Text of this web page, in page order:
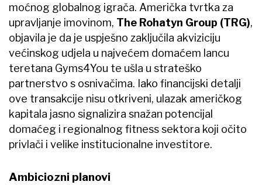
moćnog globalnog igrača. Američka tvrtka za
upravljanje imovinom, The Rohatyn Group (TRG),
objavila je da je uspješno zaključila akviziciju
većinskog udjela u najvećem domaćem lancu
teretana Gyms4You te ušla u strateško
partnerstvo s osnivačima. Iako financijski detalji
ove transakcije nisu otkriveni, ulazak američkog
kapitala jasno signalizira snažan potencijal
domaćeg i regionalnog fitness sektora koji očito
privlači i velike institucionalne investitore.
Ambiciozni planovi